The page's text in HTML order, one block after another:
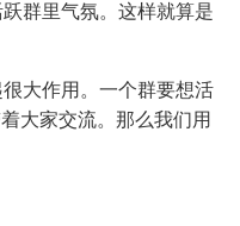
群里气氛。这样就算是
大作用。一个群要想活
大家交流。那么我们用